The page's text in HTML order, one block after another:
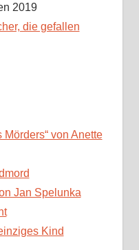
2019
die gefallen
von Anette
Jan Spelunka
Kind